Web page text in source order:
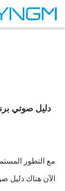
دليل صوتي
مع التطور
الآن هناك دليل